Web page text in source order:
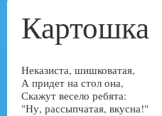
Картошка
Неказиста, шишковатая,
А придет на стол она,
Скажут весело ребята:
"Ну, рассыпчатая, вкусна!"